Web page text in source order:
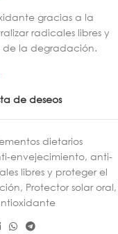
gracias a la
radicales libres y
de la degradación.
de deseos
dietarios
envejecimiento, anti-
libres y proteger el
, Protector solar oral,